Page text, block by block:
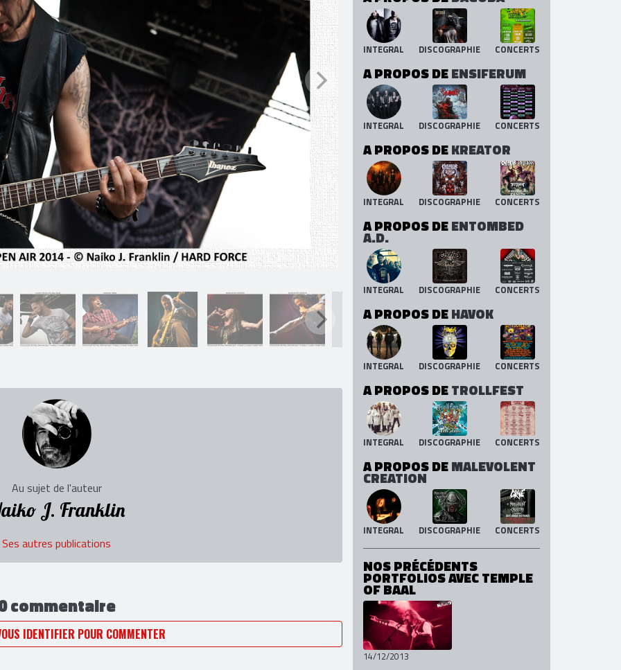
Au sujet de l'auteur
J. Franklin
Ses autres publications
commentaire
IDENTIFIER POUR COMMENTER
INTEGRAL DISCOGRAPHIE CONCERTS
A PROPOS DEENSIFERUM
INTEGRAL DISCOGRAPHIE CONCERTS
A PROPOS DEKREATOR
INTEGRAL DISCOGRAPHIE CONCERTS
A PROPOS DEENTOMBED
A.D.
INTEGRAL DISCOGRAPHIE CONCERTS
A PROPOS DEHAVOK
INTEGRAL DISCOGRAPHIE CONCERTS
A PROPOS DETROLLFEST
INTEGRAL DISCOGRAPHIE CONCERTS
A PROPOS DEMALEVOLENT
CREATION
INTEGRAL DISCOGRAPHIE CONCERTS
NOS PRÉCÉDENTS
PORTFOLIOS AVEC TEMPLE
OF BAAL
14/12/2013